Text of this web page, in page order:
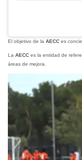
El objetivo de la AECCes
La AECCes la entidad de
áreas de mejora.